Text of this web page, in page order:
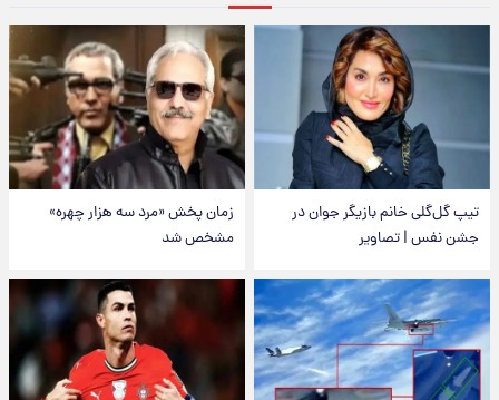
تیپ گل‌گلی خانم بازیگر جوان در
جشن نفس | تصاویر
زمان پخش «مرد سه هزار چهره»
مشخص شد